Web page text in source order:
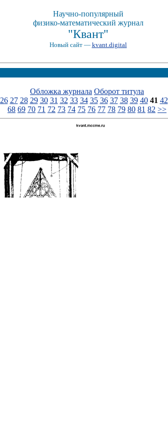
Научно-популярный
физико-математический журнал
"Квант"
Новый сайт — kvant.digital
Обложка журнала Оборот титула
26 27 28 29 30 31 32 33 34 35 36 37 38 39 40 41 42
68 69 70 71 72 73 74 75 76 77 78 79 80 81 82 >>